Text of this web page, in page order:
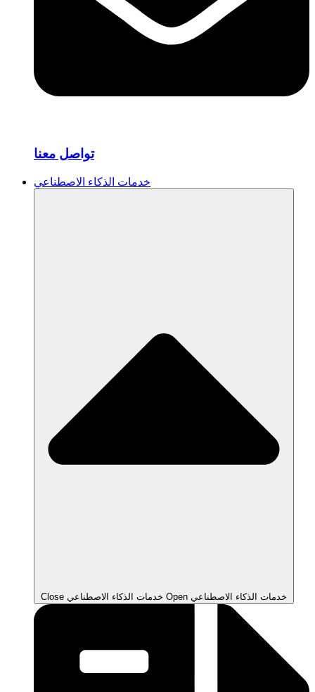
تواصل معنا
خدمات الذكاء الاصطناعي
Close خدمات الذكاء الاصطناعي Open خدمات الذكاء الاصطناعي